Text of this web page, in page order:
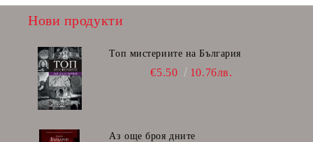
Нови продукти
Топ мистериите на България
€5.50 10.76лв.
Аз още броя дните